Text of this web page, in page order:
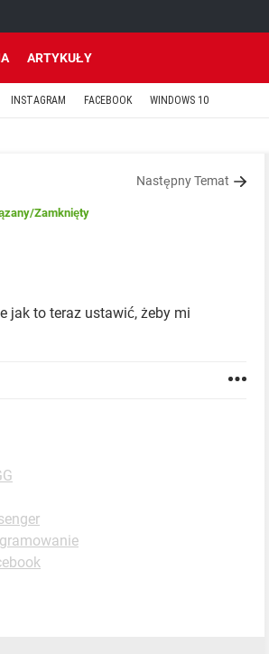
ARTYKUŁY
INSTAGRAM FACEBOOK WINDOWS 10
Następny Temat
/Zamknięty
jak to teraz ustawić, żeby mi